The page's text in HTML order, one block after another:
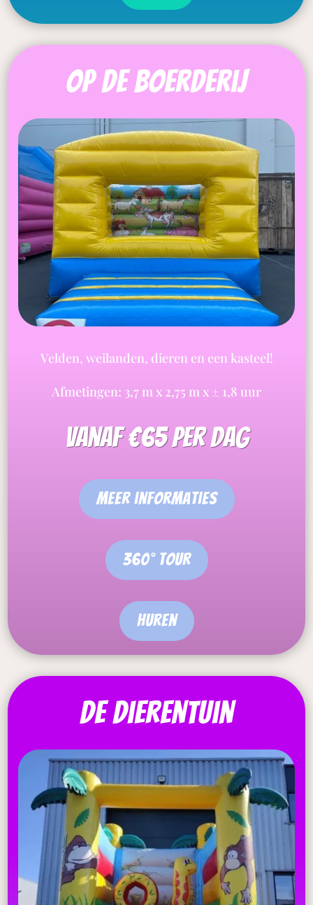
op de boerderij
Velden, weilanden, dieren en een kasteel!
Afmetingen: 3,7 m x 2,75 m x ± 1,8 uur
vanaf €65 per dag
meer informaties
360° tour
Huren
De dierentuin